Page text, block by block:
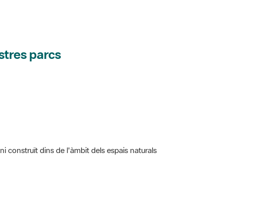
parcs
construït dins de l'àmbit dels espais naturals
5.